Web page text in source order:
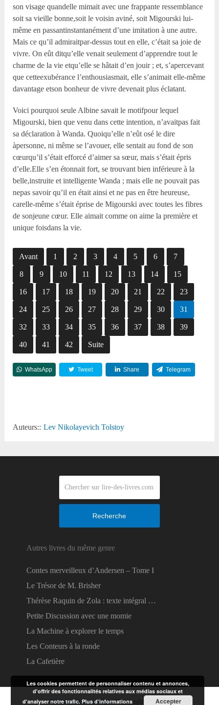
son visage quandelle mimait avec une frappante ressemblance
soit sa vieille bonne,soit le voisin aviné, soit Migourski lui-
même en passantinstantanément d’une imitation à une autre.
Mais ce qu’il admiraitpar-dessus tout en elle, c’était sa joie de
vivre. On eût ditqu’elle venait seulement d’apprendre tout le
charme de la vie etqu’elle se hâtait d’en jouir ; et, s’apercevant
que cetteexubérance l’enthousiasmait, elle s’animait elle-même
davantage etson bonheur de vivre devenait plus éclatant.
Voici pourquoi seule Albine savait le motifpour lequel
Migourski, bien que venu dans cette intention, n’avaitpas fait
sa déclaration à Wanda. Quoiqu’elle n’eût osé le dire
àpersonne, ni même se l’avouer, elle sentait au fond de son
cœurqu’il s’était efforcé d’aimer sa sœur, mais s’était épris
d’elle.Elle s’en étonnait fort, se trouvant bien inférieure à la
belle,instruite et intelligente Wanda ; mais elle ne pouvait pas
nepas savoir qu’il en était ainsi et ne pas en être heureuse,
carelle-même s’était éprise de Migourski avec toutes les fibres
de sonjeune cœur. Elle aimait comme on aime la première et
unique foisdans la vie.
Avant 1 2 3 4 5 6 7
8 9 10 11 12 13 14 15
16 17 18 19 20 21 22 23
24 25 26 27 28 29 30 31
32 33 34 35 36 37 38 39
40 41 42 Suite
WhatsApp Tweet Share Telegram
Auteurs:: Lev Nikolayevich Tolstoy
Recherche
Autres livres du même genre
Contes merveilleux d’Andersen – Tome I
Le Trésor de M. Brisher
Thérèse Raquin de Zola : texte intégral …
Petite Discussion avec une momie
La Machine à explorer le temps
Les Conteurs à la ronde
La Cafetière
Lire des livres en ligneCopyright © 2026.
Les cookies permettent de personnaliser contenu et annonces,
d'offrir des fonctionnalités relatives aux médias sociaux et
d'analyser notre trafic.Plus d’informations Accepter